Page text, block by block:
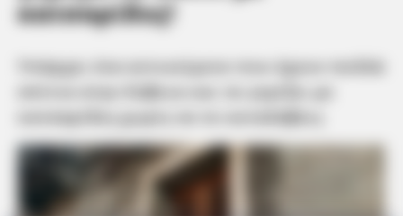
κατσαρίδες!
Υπάρχει ένα αντικείμενο που έχουν πολλά